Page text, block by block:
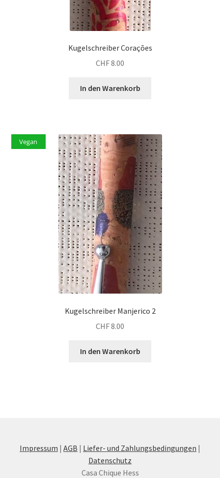
Kugelschreiber Corações
CHF8.00
In den Warenkorb
Vegan
Kugelschreiber Manjerico 2
CHF8.00
In den Warenkorb
Impressum | AGB | Liefer- und Zahlungsbedingungen |
Datenschutz
Casa Chique Hess